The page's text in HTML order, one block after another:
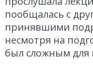
пообщалась с
принявшими
несмотря на
был сложным для